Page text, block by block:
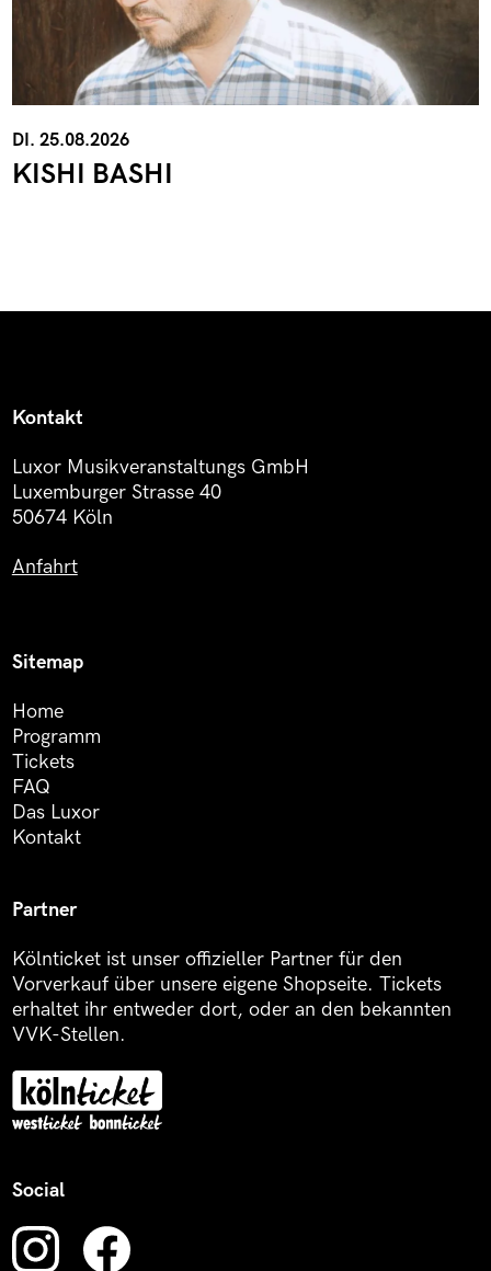
DI. 25.08.2026
KISHI BASHI
Kontakt
Luxor Musikveranstaltungs GmbH
Luxemburger Strasse 40
50674 Köln
Anfahrt
Sitemap
Home
Programm
Tickets
FAQ
Das Luxor
Kontakt
Partner
Kölnticket ist unser offizieller Partner für den
Vorverkauf über unsere eigene Shopseite. Tickets
erhaltet ihr entweder dort, oder an den bekannten
VVK-Stellen.
Social